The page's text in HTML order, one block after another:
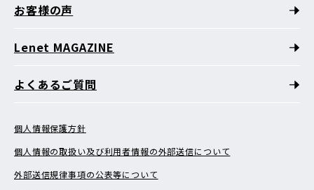
お客様の声
Lenet MAGAZINE
よくあるご質問
個人情報保護方針
個人情報の取扱い及び利用者情報の外部送信について
外部送信規律事項の公表等について